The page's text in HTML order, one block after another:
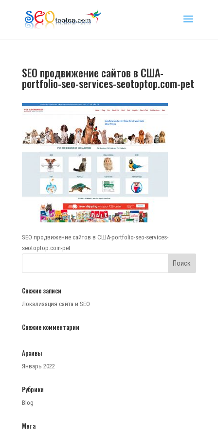
SEO продвижение сайтов в США-
portfolio-seo-services-seotoptop.com-pet
SEO продвижение сайтов в США-portfolio-seo-services-
seotoptop.com-pet
Свежие записи
Локализация сайта и SEO
Свежие комментарии
Архивы
Январь 2022
Рубрики
Blog
Мета